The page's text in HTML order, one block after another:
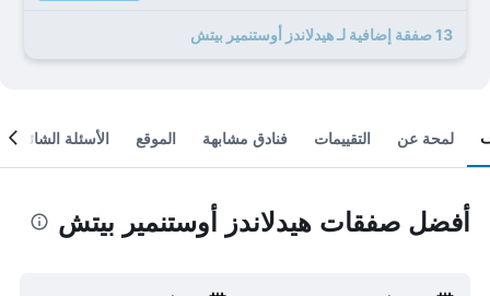
13 صفقة إضافية لـ هيدلاندز أوستنمير بيتش
لمحة عن التقييمات فنادق مشابهة الموقع الأسئلة الشائعة
أفضل صفقات هيدلاندز أوستنمير بيتش